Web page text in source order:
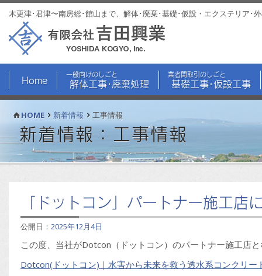
木更津･君津〜南房総･館山まで、解体･廃棄･基礎･仮設・エクステリア･
Home
一般向けのしごと
解体工事･廃棄処理
業者間取引のしごと
基礎工事･仮設工事
HOME 新着情報 工事情報
新着情報：工事情報
「ドットコン」パートナー施工店
公開日： 2025年12月4日
この度、当社がDotcon（ドットコン）のパートナー施工店
Dotcon(ドットコン)｜水害から未来を救う透水系コンクリー